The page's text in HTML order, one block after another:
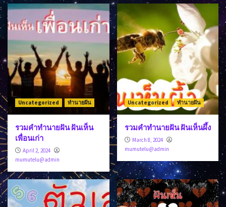
Uncategorized ทำนายฝัน
รวมคำทำนายฝัน ฝันเห็น
เพื่อนเก่า
April 2, 2024
mumutelu@admin
Uncategorized ทำนายฝัน
รวมคำทำนายฝัน ฝันเห็นผึ้ง
March 8, 2024
mumutelu@admin